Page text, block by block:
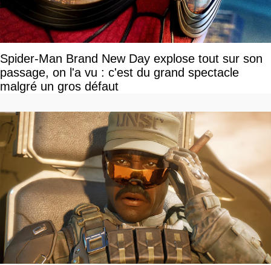
Spider-Man Brand New Day explose tout sur son
passage, on l'a vu : c'est du grand spectacle
malgré un gros défaut